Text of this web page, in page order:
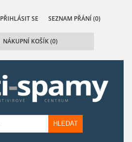
PŘIHLÁSIT SE SEZNAM PŘÁNÍ (0)
NÁKUPNÍ KOŠÍK(0)
HLEDAT